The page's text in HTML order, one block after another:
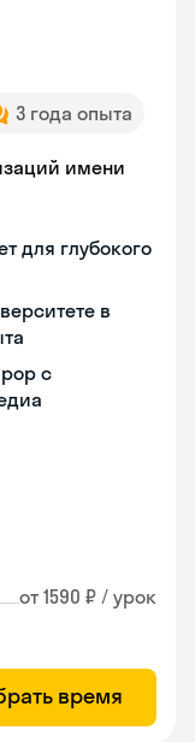
3 года опыта
имени
для глубокого
в
с
от 1590 ₽ / урок
время